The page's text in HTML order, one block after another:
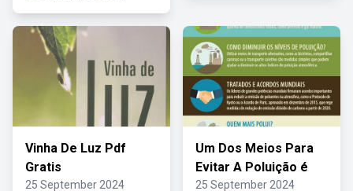
Vinha De Luz Pdf
Gratis
25 September 2024
Um Dos Meios Para
Evitar A Poluição é
25 September 2024